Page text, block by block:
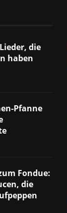
die
haben
Pfanne
Fondue:
die